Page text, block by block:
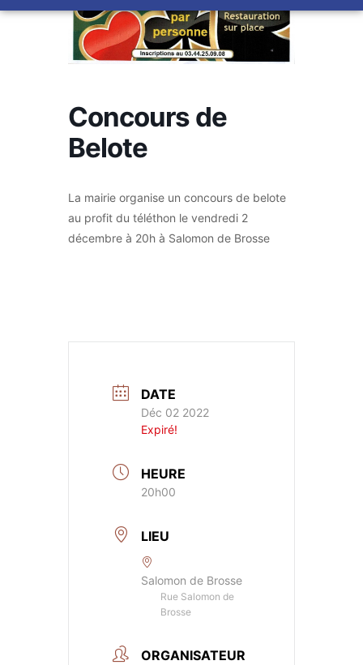
Concours de
Belote
La mairie organise un concours de belote
au profit du téléthon le vendredi 2
décembre à 20h à Salomon de Brosse
DATE
Déc 02 2022
Expiré!
HEURE
20h00
LIEU
Salomon de Brosse
Rue Salomon de
Brosse
ORGANISATEUR